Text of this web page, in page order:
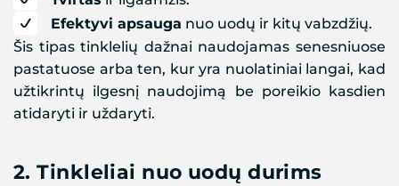
Efektyvi apsauga nuo uodų ir kitų vabzdžių.
Šis tipas tinklelių dažnai naudojamas senesniuose
pastatuose arba ten, kur yra nuolatiniai langai, kad
užtikrintų ilgesnį naudojimą be poreikio kasdien
atidaryti ir uždaryti.
2.Tinkleliai nuo uodų durims